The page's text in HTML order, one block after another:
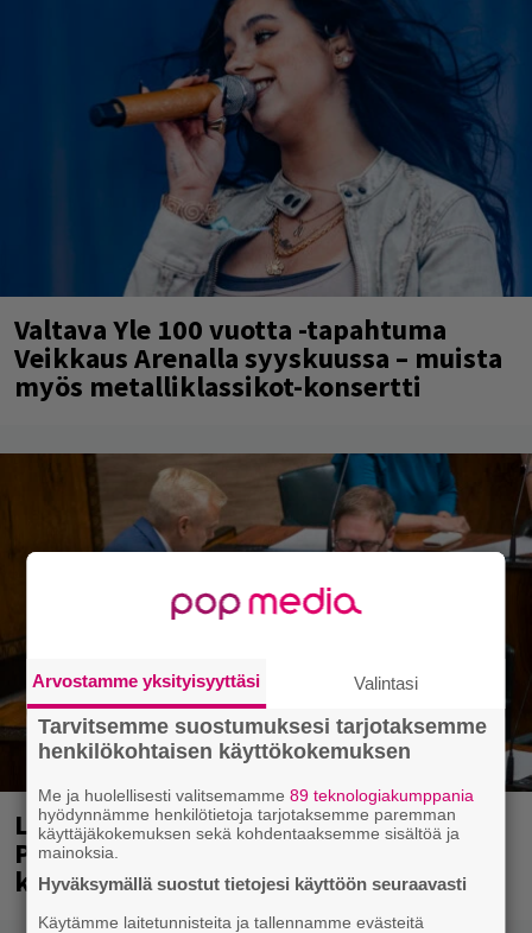
Valtava Yle 100 vuotta -tapahtuma
Veikkaus Arenalla syyskuussa – muista
myös metalliklassikot-konsertti
Laittomasta graffitista kiinni jäänyt
Paavo Arhinmäki jälleen spraypullo
kädessä – näitä puolueita ei kiinnosta
Arvostamme yksityisyyttäsi Valintasi
Tarvitsemme suostumuksesi tarjotaksemme
henkilökohtaisen käyttökokemuksen
Me ja huolellisesti valitsemamme89 teknologiakumppania
hyödynnämme henkilötietoja tarjotaksemme paremman
käyttäjäkokemuksen sekä kohdentaaksemme sisältöä ja
mainoksia.
Hyväksymällä suostut tietojesi käyttöön seuraavasti
Käytämme laitetunnisteita ja tallennamme evästeitä